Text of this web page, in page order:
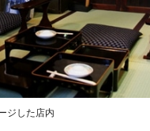
ジした店内